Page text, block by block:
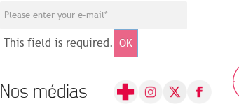
This field is required. OK
Nos médias